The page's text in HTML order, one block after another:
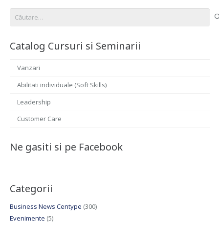
după:
Catalog Cursuri si Seminarii
Vanzari
Abilitati individuale (Soft Skills)
Leadership
Customer Care
Ne gasiti si pe Facebook
Categorii
Business News Centype (300)
Evenimente (5)